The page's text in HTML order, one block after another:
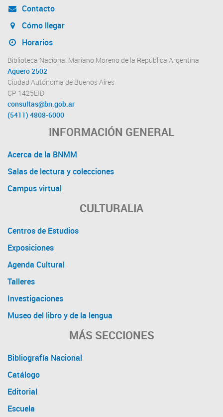
Contacto
Cómo llegar
Horarios
Biblioteca Nacional Mariano Moreno de la República Argentina
Agüero 2502
Ciudad Autónoma de Buenos Aires
CP 1425EID
consultas@bn.gob.ar
(5411) 4808-6000
INFORMACIÓN GENERAL
Acerca de la BNMM
Salas de lectura y colecciones
Campus virtual
CULTURALIA
Centros de Estudios
Exposiciones
Agenda Cultural
Talleres
Investigaciones
Museo del libro y de la lengua
MÁS SECCIONES
Bibliografía Nacional
Catálogo
Editorial
Escuela